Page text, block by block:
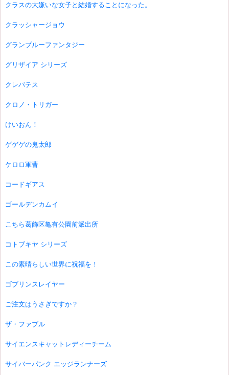
クラスの大嫌いな女子と結婚することになった。
クラッシャージョウ
グランブルーファンタジー
グリザイア シリーズ
クレバテス
クロノ・トリガー
けいおん！
ゲゲゲの鬼太郎
ケロロ軍曹
コードギアス
ゴールデンカムイ
こちら葛飾区亀有公園前派出所
コトブキヤ シリーズ
この素晴らしい世界に祝福を！
ゴブリンスレイヤー
ご注文はうさぎですか？
ザ・ファブル
サイエンスキャットレディーチーム
サイバーパンク エッジランナーズ